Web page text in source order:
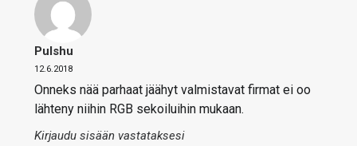
Pulshu
12.6.2018
Onneks nää parhaat jäähyt valmistavat firmat ei oo
lähteny niihin RGB sekoiluihin mukaan.
Kirjaudu sisään vastataksesi